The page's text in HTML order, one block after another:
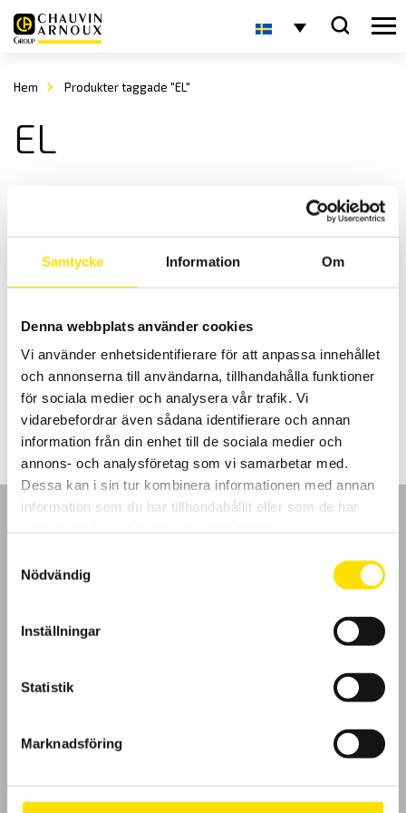
Samtycke Information Om
Denna webbplats använder cookies
Vi använder enhetsidentifierare för att anpassa innehållet
och annonserna till användarna, tillhandahålla funktioner
för sociala medier och analysera vår trafik. Vi
vidarebefordrar även sådana identifierare och annan
information från din enhet till de sociala medier och
annons- och analysföretag som vi samarbetar med.
Dessa kan i sin tur kombinera informationen med annan
information som du har tillhandahållit eller som de har
Nödvändig
Inställningar
Statistik
Marknadsföring
Hem Produkter taggade "EL"
EL
ETL Jordkabel EL
Jordkabel EL för säker testning vid högspänningsprov.
LÄS MER